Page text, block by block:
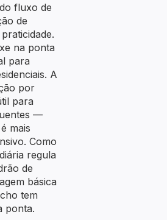
fluxo de
de
na ponta
para
A
por
para
—
mais
Como
regula
de
básica
tem
ponta.